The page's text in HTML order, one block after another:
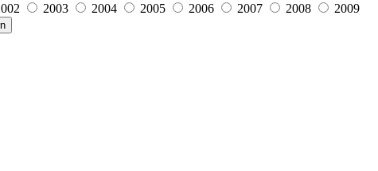
2003 2004 2005 2006 2007 2008
2009